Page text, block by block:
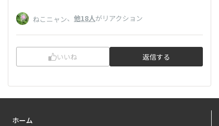
ねこニャン、 他18人がリアクション
いいね 返信する
ホーム